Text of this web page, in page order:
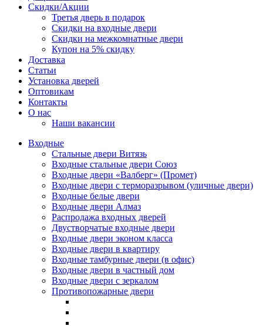
Скидки/Акции
Третья дверь в подарок
Скидки на входные двери
Скидки на межкомнатные двери
Купон на 5% скидку
Доставка
Статьи
Установка дверей
Оптовикам
Контакты
О нас
Наши вакансии
Входные
Стальные двери Витязь
Входные стальные двери Союз
Входные двери «Валберг» (Промет)
Входные двери с терморазрывом (уличные двери)
Входные белые двери
Входные двери Алмаз
Распродажа входных дверей
Двустворчатые входные двери
Входные двери эконом класса
Входные двери в квартиру
Входные тамбурные двери (в офис)
Входные двери в частный дом
Входные двери с зеркалом
Противопожарные двери